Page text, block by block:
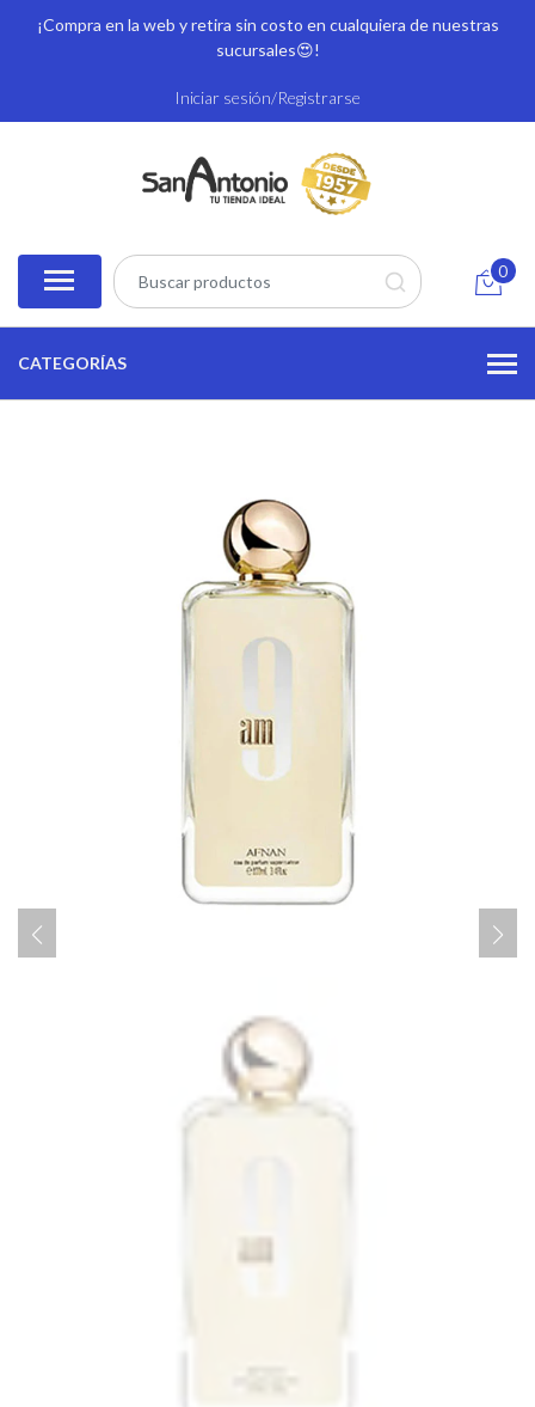
¡Compra en la web y retira sin costo en cualquiera de nuestras
sucursales😍!
Iniciar sesión/Registrarse
0
CATEGORÍAS